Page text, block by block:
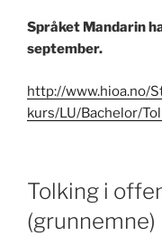
Språket Mandarin
september.
http://www.hioa.no/
kurs/LU/Bachelor/
Tolking i
(grunnemne)